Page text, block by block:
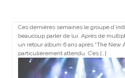
Ces dernières semaines le groupe
beaucoup parler de lui. Après de
un retour album 6 ans après “The New
particulièrement attendu. C’es […]